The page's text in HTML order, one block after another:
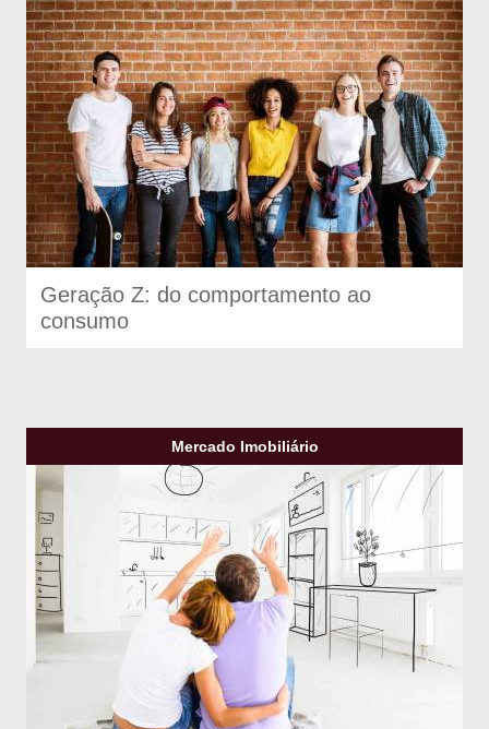
Geração Z: do comportamento ao
consumo
Mercado Imobiliário